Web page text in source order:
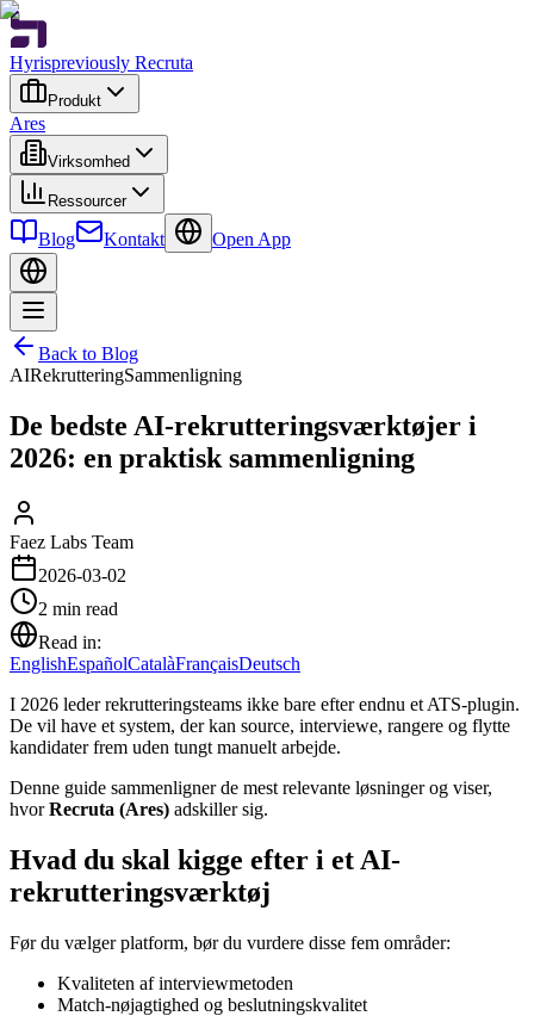
Hyrispreviously Recruta
Produkt
Ares
Virksomhed
Ressourcer
Blog Kontakt Open App
Back to Blog
AIRekrutteringSammenligning
De bedste AI-rekrutteringsværktøjer i
2026: en praktisk sammenligning
Faez Labs Team
2026-03-02
2 min read
Read in:
EnglishEspañolCatalàFrançaisDeutsch
I 2026 leder rekrutteringsteams ikke bare efter endnu et ATS-plugin.
De vil have et system, der kan source, interviewe, rangere og flytte
kandidater frem uden tungt manuelt arbejde.
Denne guide sammenligner de mest relevante løsninger og viser,
hvorRecruta (Ares) adskiller sig.
Hvad du skal kigge efter i et AI-
rekrutteringsværktøj
Før du vælger platform, bør du vurdere disse fem områder:
Kvaliteten af interviewmetoden
Match-nøjagtighed og beslutningskvalitet